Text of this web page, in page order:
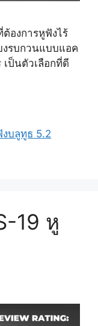
องการหูฟังไร้
รบกวนแบบแอค
เป็นตัวเลือกที่ดี
บลูทูธ 5.2
19 หู